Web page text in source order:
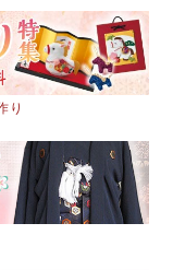
り